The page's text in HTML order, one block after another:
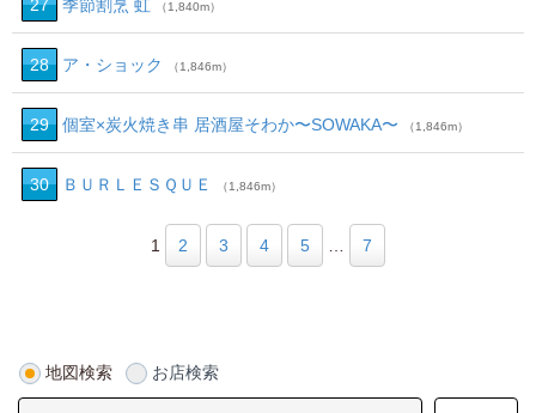
27 季節割烹 虹 （1,840m）
28 ア・ショック （1,846m）
29 個室×炭火焼き串 居酒屋そわか〜SOWAKA〜 （1,846m）
30 ＢＵＲＬＥＳＱＵＥ （1,846m）
1 2 3 4 5 7
地図検索 お店検索